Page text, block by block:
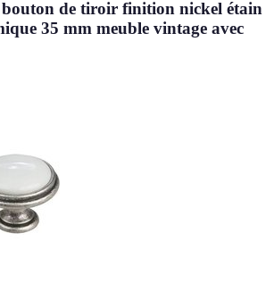
de tiroir finition nickel étain
35 mm meuble vintage avec